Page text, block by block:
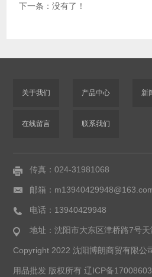
下一条：没有了！
关于我们 产品中心 新
在线留言 联系我们
传真：024-31981068
邮箱：
电话：13940429948
地址：沈阳市大东区津桥路7号
Copyright 2022 沈阳博朗商贸有限公
用品批发 版权所有辽ICP备